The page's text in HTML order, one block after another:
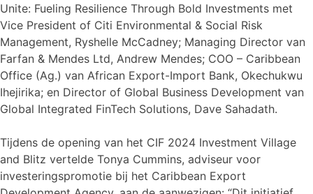
Unite: Fueling Resilience Through Bold Investments met
Vice President of Citi Environmental & Social Risk
Management, Ryshelle McCadney; Managing Director van
Farfan & Mendes Ltd, Andrew Mendes; COO – Caribbean
Office (Ag.) van African Export-Import Bank, Okechukwu
Ihejirika; en Director of Global Business Development van
Global Integrated FinTech Solutions, Dave Sahadath.
Tijdens de opening van het CIF 2024 Investment Village
and Blitz vertelde Tonya Cummins, adviseur voor
investeringspromotie bij het Caribbean Export